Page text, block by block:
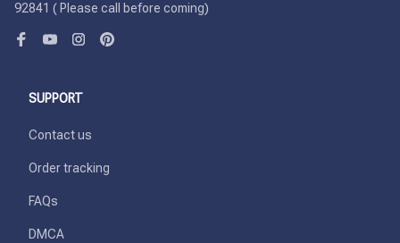
92841 ( Please call before coming)
SUPPORT
Contact us
Order tracking
FAQs
DMCA